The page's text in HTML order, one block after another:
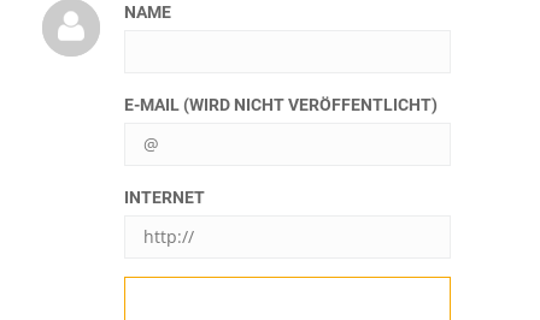
NAME
E-MAIL (WIRD NICHT VERÖFFENTLICHT)
INTERNET